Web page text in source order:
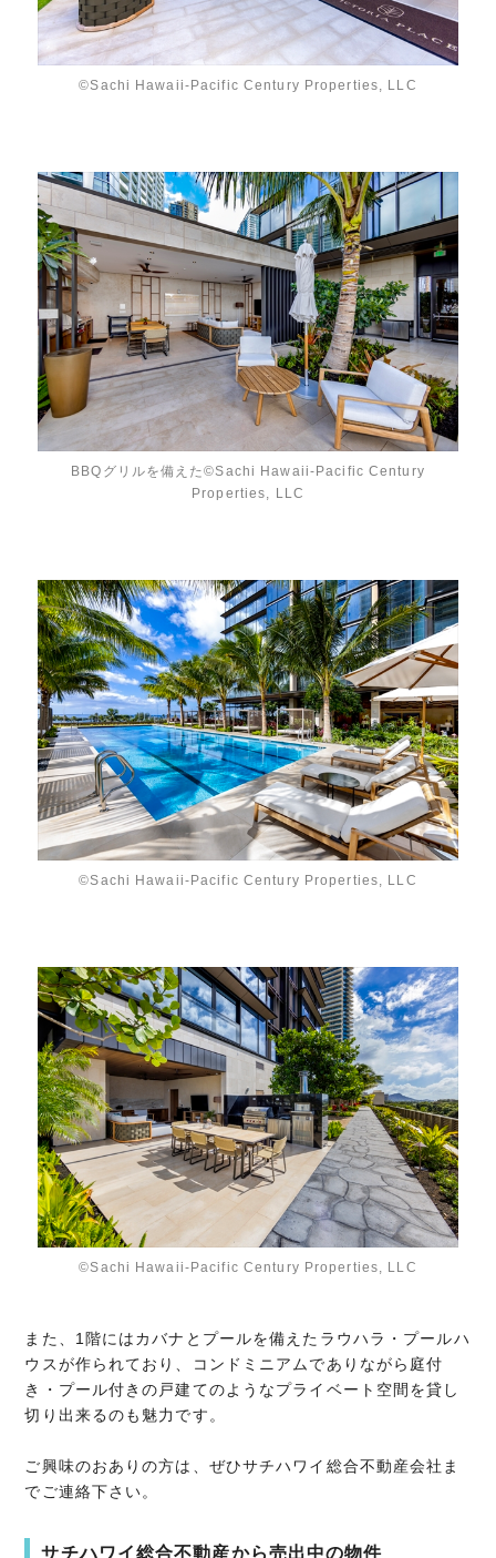
©Sachi Hawaii-Pacific Century Properties, LLC
BBQグリルを備えた©Sachi Hawaii-Pacific Century
Properties, LLC
©Sachi Hawaii-Pacific Century Properties, LLC
©Sachi Hawaii-Pacific Century Properties, LLC
また、1階にはカバナとプールを備えたラウハラ・プールハ
ウスが作られており、コンドミニアムでありながら庭付
き・プール付きの戸建てのようなプライベート空間を貸し
切り出来るのも魅力です。
ご興味のおありの方は、ぜひサチハワイ総合不動産会社ま
でご連絡下さい。
サチハワイ総合不動産から売出中の物件